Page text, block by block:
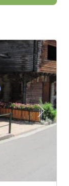
Next